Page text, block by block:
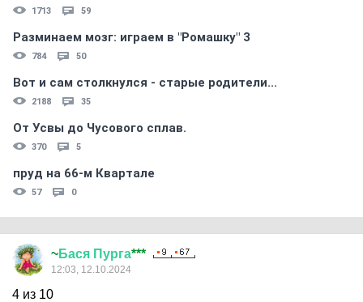
1713 59
Разминаем мозг: играем в "Ромашку" 3
784 50
Вот и сам столкнулся - старые родители...
2188 35
От Усвы до Чусового сплав.
370 5
пруд на 66-м Квартале
57 0
~Бася Пурга***
12:03, 12.10.2024
4 из 10